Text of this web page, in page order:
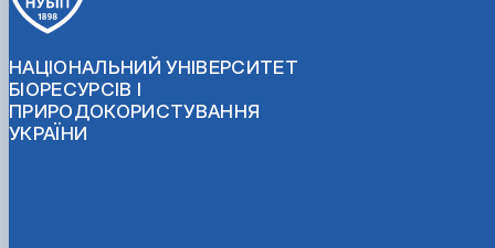
НАЦІОНАЛЬНИЙ УНІВЕРСИТЕТ
БІОРЕСУРСІВ І
ПРИРОДОКОРИСТУВАННЯ
УКРАЇНИ